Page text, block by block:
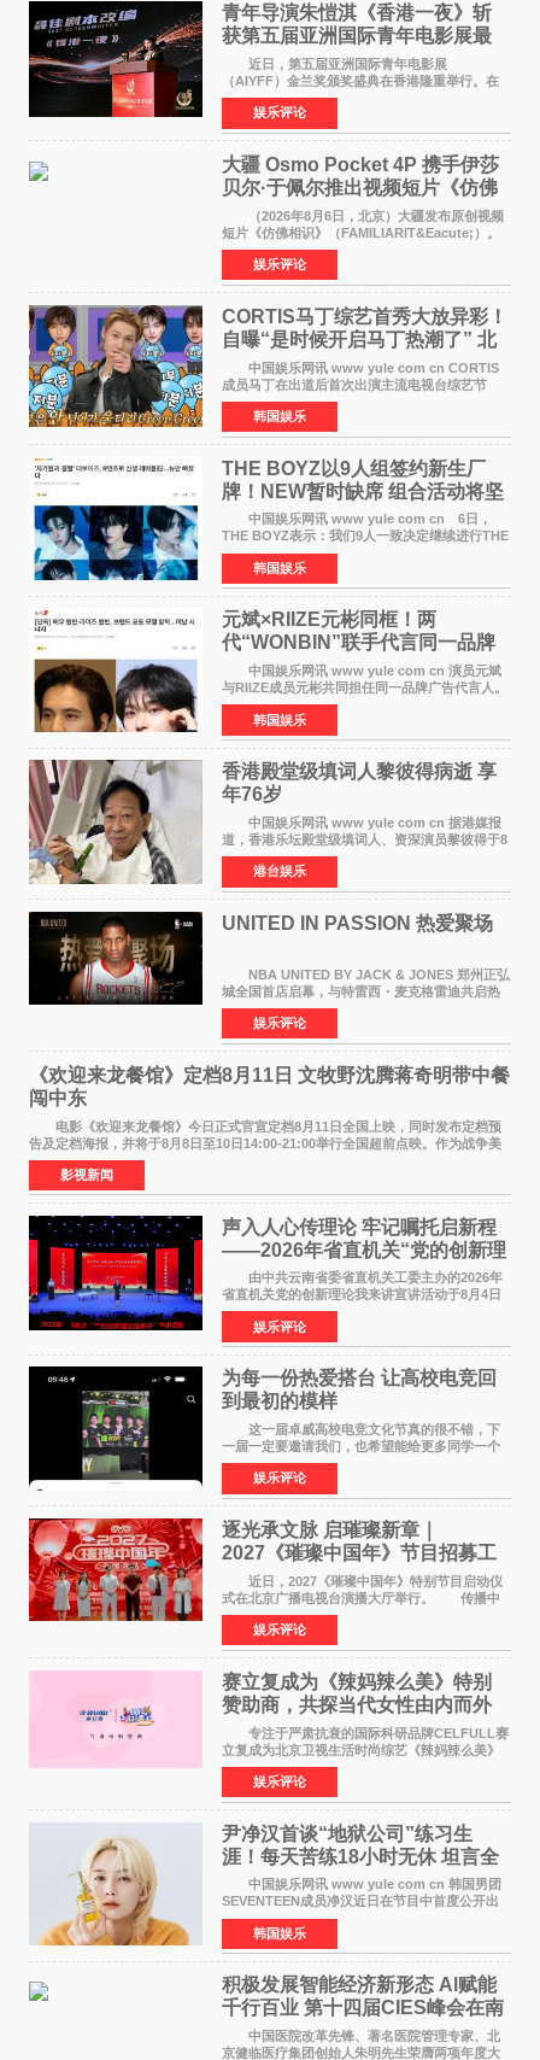
青年导演朱愷淇《香港一夜》斩
获第五届亚洲国际青年电影展最
佳剧本改编奖
近日，第五届亚洲国际青年电影展
（AIYFF）金兰奖颁奖盛典在香港隆重举行。在
这场汇聚数百位海内外电影人、文化界人士及媒
体代表的亚洲青年影视盛会上，香港本土电影
《香港一夜》（Dawn in Ho
娱乐评论
大疆 Osmo Pocket 4P 携手伊莎
贝尔·于佩尔推出视频短片《仿佛
相识》
（2026年8月6日，北京）大疆发布原创视频
短片《仿佛相识》（FAMILIARIT&Eacute;）。
视频短片由戛纳国际电影节最佳女演员伊莎贝尔·
于佩尔（Isabelle Huppert）主演，全程使用大
疆首款双主摄口
娱乐评论
CORTIS马丁综艺首秀大放异彩！
自曝“是时候开启马丁热潮了” 北
美巡演火热进行中
中国娱乐网讯 www yule com cn CORTIS
成员马丁在出道后首次出演主流电视台综艺节
目，展现了多才多艺的魅力。 马丁出演了5日
播出的MBC《Radio Star》Fashion与Passion
之间，I&lsquo;m
韩国娱乐
THE BOYZ以9人组签约新生厂
牌！NEW暂时缺席 组合活动将坚
定不移继续
中国娱乐网讯 www yule com cn 6日，
THE BOYZ表示：我们9人一致决定继续进行THE
BOYZ组合活动，并且已经完成了组合团体活动
签约。目前正在新生厂牌下进行活动准备。尚未
离开THE BOYZ原所
韩国娱乐
元斌×RIIZE元彬同框！两
代“WONBIN”联手代言同一品牌
颜值天花板合体
中国娱乐网讯 www yule com cn 演员元斌
与RIIZE成员元彬共同担任同一品牌广告代言人。
6日据独家报道，继演员元斌之后，RIIZE元彬最
近也被选为某在线中介平台A公司的共同广告代言
人，两人将作
韩国娱乐
香港殿堂级填词人黎彼得病逝 享
年76岁​
中国娱乐网讯 www yule com cn 据港媒报
道，香港乐坛殿堂级填词人、资深演员黎彼得于8
月5日上午因病离世，终年76岁。好友钟志光透
露，黎彼得今年3月中风后便卧床休养，身体机能
持续衰退，最
港台娱乐
UNITED IN PASSION 热爱聚场
NBA UNITED BY JACK & JONES 郑州正弘
城全国首店启幕，与特雷西・麦克格雷迪共启热
爱 2026 年7 月21 日，
NBAUNITEDBYJACK&JONES 全国首店，于郑
州正弘城正式启幕。NBA 传奇球星
娱乐评论
《欢迎来龙餐馆》定档8月11日 文牧野沈腾蒋奇明带中餐
闯中东
电影《欢迎来龙餐馆》今日正式官宣定档8月11日全国上映，同时发布定档预
告及定档海报，并将于8月8日至10日14:00-21:00举行全国超前点映。作为战争美
食大片，影片讲述的是中国厨师徐福（沈腾
影视新闻
声入人心传理论 牢记嘱托启新程
——2026年省直机关“党的创新理
论我来讲”宣讲活动圆满落幕
由中共云南省委省直机关工委主办的2026年
省直机关党的创新理论我来讲宣讲活动于8月4日
至5日在昆明举办。活动以 "牢记嘱托 感恩奋进
开创云南发展新局面 "为主题，坚持以新时代中国
特色社会主义
娱乐评论
为每一份热爱搭台 让高校电竞回
到最初的模样
这一届卓威高校电竞文化节真的很不错，下
一届一定要邀请我们，也希望能给更多同学一个
来到现场的机会。 2026卓威高校电竞文化节
已经落下帷幕，在活动结束后，仍有不少高校电
竞社负责人和现
娱乐评论
逐光承文脉 启璀璨新章｜
2027《璀璨中国年》节目招募工
作圆满启动
近日，2027《璀璨中国年》特别节目启动仪
式在北京广播电视台演播大厅举行。 传播中
华优秀传统文化，弘扬纯正国风艺术，打造高规
格、高质感、正能量的文艺盛典，是璀璨中国年
矢志不渝的初心
娱乐评论
赛立复成为《辣妈辣么美》特别
赞助商，共探当代女性由内而外
活力美
专注于严肃抗衰的国际科研品牌CELFULL赛
立复成为北京卫视生活时尚综艺《辣妈辣么美》
的特别赞助商,明星辣妈袁咏仪倾情参与，向广大
都市女性传递健康生活新主张，寄语当代女性在
家庭与自我之间
娱乐评论
尹净汉首谈“地狱公司”练习生
涯！每天苦练18小时无休 坦言全
靠成员撑过来
中国娱乐网讯 www yule com cn 韩国男团
SEVENTEEN成员净汉近日在节目中首度公开出
道前的残酷练习生经历，并提及经纪公司Pledis
娱乐，引发广泛关注。 在8月2日播出的日本
TBS综艺节目《周
韩国娱乐
积极发展智能经济新形态 Al赋能
千行百业 第十四届CIES峰会在南
京盛大召开
中国医院改革先锋、著名医院管理专家、北
京健临医疗集团创始人朱明先生荣膺两项年度大